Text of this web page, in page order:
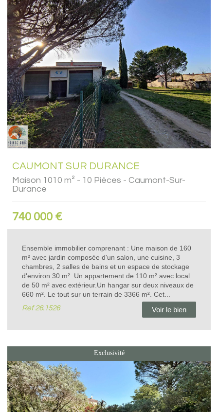
CAUMONT SUR DURANCE
Maison 1010 m² - 10 Pièces - Caumont-Sur-
Durance
740 000 €
Ensemble immobilier comprenant : Une maison de 160
m² avec jardin composée d'un salon, une cuisine, 3
chambres, 2 salles de bains et un espace de stockage
d'environ 30 m². Un appartement de 110 m² avec local
de 50 m² avec extérieur.Un hangar sur deux niveaux de
660 m². Le tout sur un terrain de 3366 m². Cet...
Ref26.1526 Voir le bien
Exclusivité